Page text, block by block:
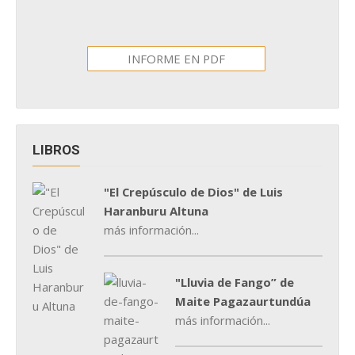
INFORME EN PDF
LIBROS
"El Crepúsculo de Dios" de Luis
Haranburu Altuna
más información...
"Lluvia de Fango” de
Maite Pagazaurtundúa
más información...